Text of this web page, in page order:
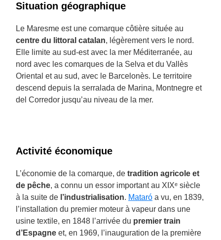
Situation géographique
Le Maresme est une comarque côtière située au
centre du littoral catalan, légèrement vers le nord.
Elle limite au sud-est avec la mer Méditerranée, au
nord avec les comarques de la Selva et du Vallès
Oriental et au sud, avec le Barcelonès. Le territoire
descend depuis la serralada de Marina, Montnegre et
del Corredor jusqu’au niveau de la mer.
Activité économique
L’économie de la comarque, de tradition agricole et
de pêche, a connu un essor important au XIXᵉ siècle
à la suite de l’industrialisation. Mataró a vu, en 1839,
l’installation du premier moteur à vapeur dans une
usine textile, en 1848 l’arrivée du premier train
d’Espagne et, en 1969, l’inauguration de la première